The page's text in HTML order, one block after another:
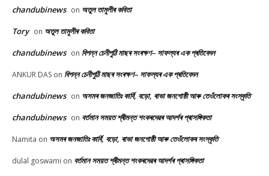
chandubinews on অতুল তামুলীৰ কবিতা
Tory on অতুল তামুলীৰ কবিতা
chandubinews on বিপন্ন চেনীপুঠি মাছৰ সংৰক্ষণ– সাফল্যৰ এক প্ৰতিবেদন
ANKUR DAS on বিপন্ন চেনীপুঠি মাছৰ সংৰক্ষণ– সাফল্যৰ এক প্ৰতিবেদন
chandubinews on অসমৰ জনজাতিঃ কাৰ্বি, বড়ো, ৰাভা জনগোষ্ঠী আৰু তেওঁলোকৰ সংস্কৃতি
chandubinews on বৰ্তমান সময়ত শ্ৰীমন্ত শংকৰদেৱৰ আদৰ্শৰ প্ৰাসঙ্গিকতা
Namita on অসমৰ জনজাতিঃ কাৰ্বি, বড়ো, ৰাভা জনগোষ্ঠী আৰু তেওঁলোকৰ সংস্কৃতি
dulal goswami on বৰ্তমান সময়ত শ্ৰীমন্ত শংকৰদেৱৰ আদৰ্শৰ প্ৰাসঙ্গিকতা